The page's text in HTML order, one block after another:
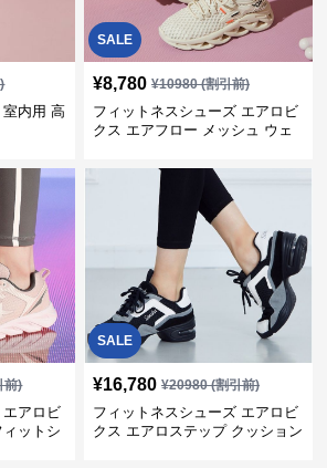
室内用 高
SALE
¥8,780 ¥10980(割引前)
フィットネスシューズ エアロビ
クス エアフロー メッシュ ウェ
前)
アロビ
ットシ
SALE
¥16,780 ¥20980(割引前)
フィットネスシューズ エアロビ
クス エアロステップ クッション